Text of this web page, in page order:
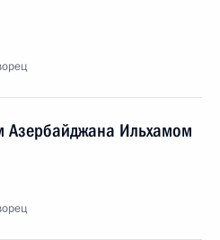
Азербайджана Ильхамом